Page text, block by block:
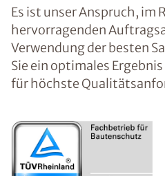
Es ist unser Anspruch, im
hervorragenden
Verwendung der besten
Sie ein optimales
für höchste